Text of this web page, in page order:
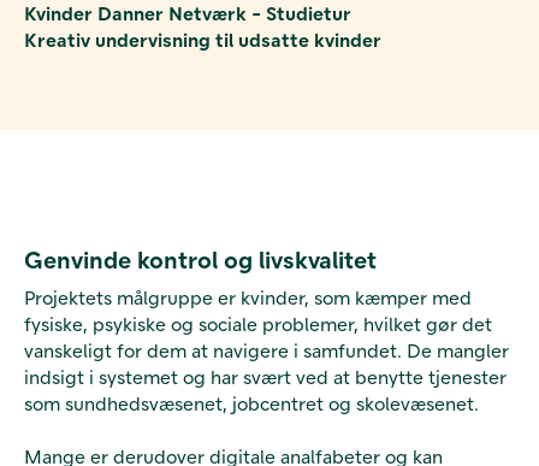
Kvinder Danner Netværk - Studietur
Kreativ undervisning til udsatte kvinder
Genvinde kontrol og livskvalitet
Projektets målgruppe er kvinder, som kæmper med
fysiske, psykiske og sociale problemer, hvilket gør det
vanskeligt for dem at navigere i samfundet. De mangler
indsigt i systemet og har svært ved at benytte tjenester
som sundhedsvæsenet, jobcentret og skolevæsenet.
Mange er derudover digitale analfabeter og kan